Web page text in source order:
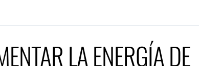
LA ENERGÍA DE